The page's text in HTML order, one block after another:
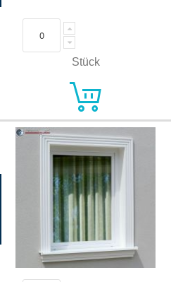
Stück